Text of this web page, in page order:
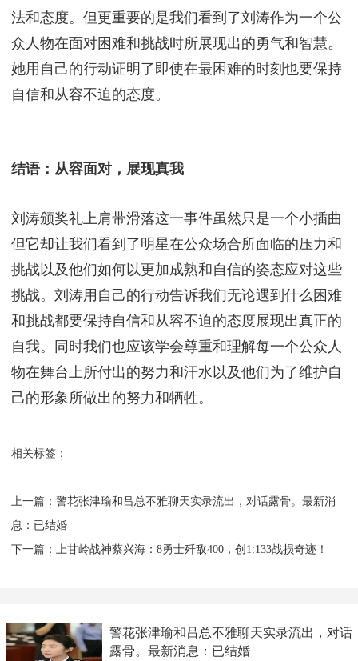
然而，刘涛并没有因此而沾沾自喜。她深知作为一个
公众人物需要时刻保持警觉和谨慎。在颁奖典礼上肩
带滑落这一事件发生后她迅速调整了自己的心态并以
更加成熟和自信的姿态面对了公众的质疑和讨论。她
的回应不仅展现了她作为一个演员的专业素养还体现
网友与观众：理解与尊重
刘涛的回应再次引发了网友们的热议。有人称赞她的
对于她形象的影响。但无论如何刘涛的真诚和坦率都
赢得了大部分观众和网友的理解和支持。